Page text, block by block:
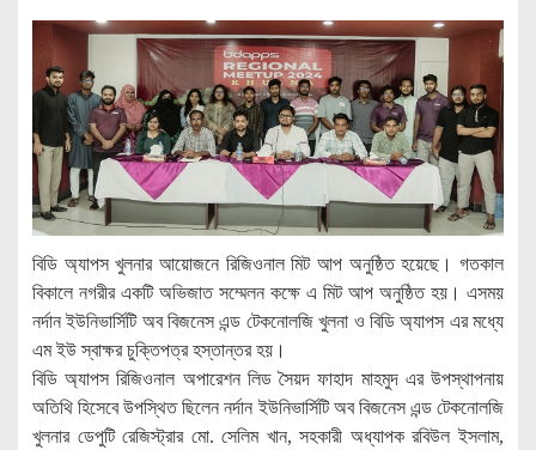
বিডি অ্যাপস খুলনার আয়োজনে রিজিওনাল মিট আপ অনুষ্ঠিত হয়েছে। গতকাল
বিকালে নগরীর একটি অভিজাত সম্মেলন কক্ষে এ মিট আপ অনুষ্ঠিত হয়। এসময়
নর্দান ইউনিভার্সিটি অব বিজনেস এন্ড টেকনোলজি খুলনা ও বিডি অ্যাপস এর মধ্যে
এম ইউ স্বাক্ষর চুক্তিপত্র হস্তান্তর হয়।
বিডি অ্যাপস রিজিওনাল অপারেশন লিড সৈয়দ ফাহাদ মাহমুদ এর উপস্থাপনায়
অতিথি হিসেবে উপস্থিত ছিলেন নর্দান ইউনিভার্সিটি অব বিজনেস এন্ড টেকনোলজি
খুলনার ডেপুটি রেজিস্ট্রার মো. সেলিম খান, সহকারী অধ্যাপক রবিউল ইসলাম,